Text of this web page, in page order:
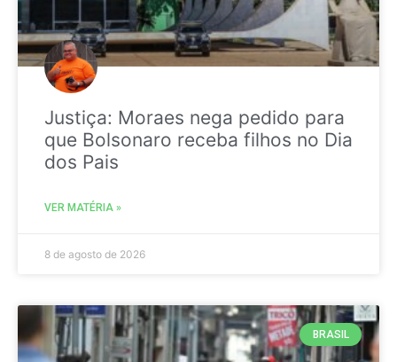
Justiça: Moraes nega pedido para
que Bolsonaro receba filhos no Dia
dos Pais
VER MATÉRIA »
8 de agosto de 2026
BRASIL